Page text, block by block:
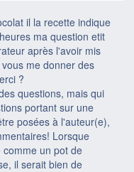
il la recette indique
ma question etit
après l'avoir mis
me donner des
?
questions, mais qui
portant sur une
posées à l'auteur(e),
Lorsque
un pot de
il serait bien de